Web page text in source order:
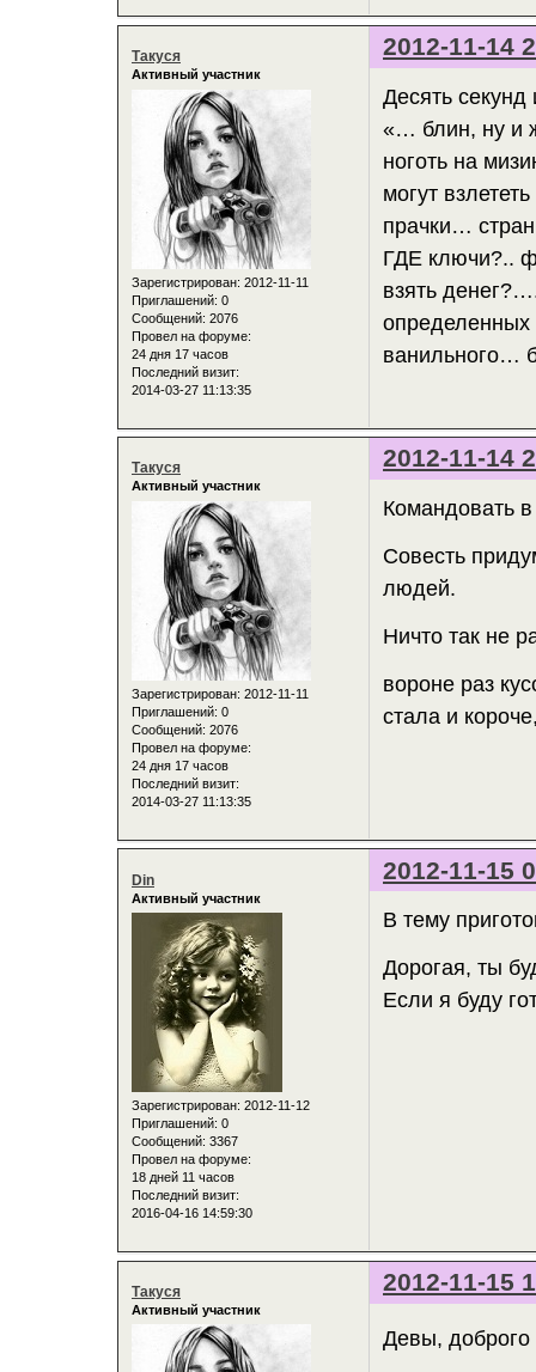
2012-11-14
Такуся
Активный участник
Зарегистрирован: 2012-11-11
Приглашений: 0
Сообщений: 2076
Провел на форуме:
24 дня 17 часов
Последний визит:
2014-03-27 11:13:35
Десять
«… блин, ну и
ноготь на
могут
прачки…
ГДЕ ключи?..
взять
ванильного…
2012-11-14
Такуся
Активный участник
Зарегистрирован: 2012-11-11
Приглашений: 0
Сообщений: 2076
Провел на форуме:
24 дня 17 часов
Последний визит:
2014-03-27 11:13:35
Командовать
Совесть
людей.
Ничто так не
вороне раз
стала и
2012-11-15
Din
Активный участник
Зарегистрирован: 2012-11-12
Приглашений: 0
Сообщений: 3367
Провел на форуме:
18 дней 11 часов
Последний визит:
2016-04-16 14:59:30
В тему
Дорогая, ты
Если я буду
2012-11-15
Такуся
Активный участник
Девы,